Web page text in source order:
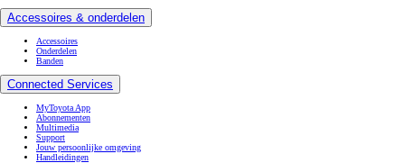
Accessoires & onderdelen
Accessoires
Onderdelen
Banden
Connected Services
MyToyota App
Abonnementen
Multimedia
Support
Jouw persoonlijke omgeving
Handleidingen